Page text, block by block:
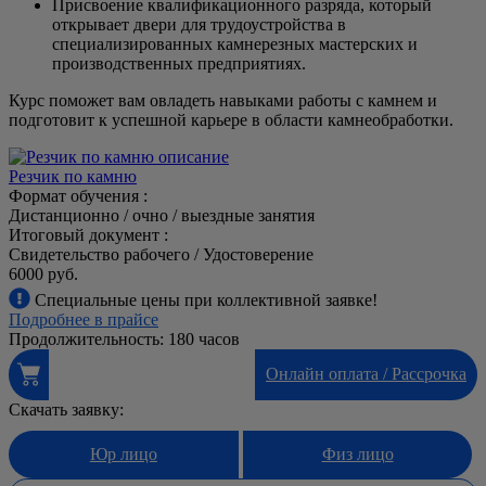
Присвоение квалификационного разряда, который
открывает двери для трудоустройства в
специализированных камнерезных мастерских и
производственных предприятиях.
Курс поможет вам овладеть навыками работы с камнем и
подготовит к успешной карьере в области камнеобработки.
Резчик по камню
Формат обучения :
Дистанционно / очно / выездные занятия
Итоговый документ :
Свидетельство рабочего / Удостоверение
6000 руб.
Специальные цены при коллективной заявке!
Подробнее в прайсе
Продолжительность: 180 часов
Онлайн оплата / Рассрочка
Скачать заявку:
Юр лицо Физ лицо